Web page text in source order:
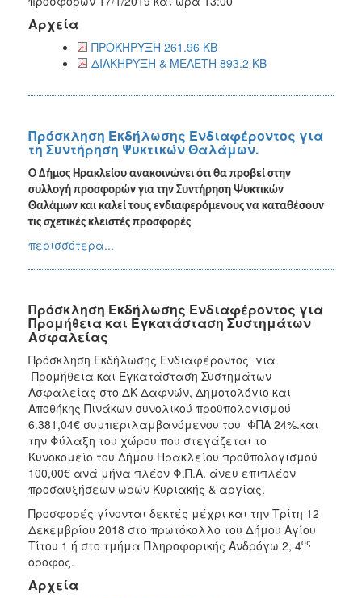
Αρχεία
ΠΡΟΚΗΡΥΞΗ 261.96 KB
ΔΙΑΚΗΡΥΞΗ & ΜΕΛΕΤΗ 893.2 KB
Πρόσκληση Εκδήλωσης Ενδιαφέροντος για
τη Συντήρηση Ψυκτικών Θαλάμων.
Ο ∆ήµος Ηρακλείου ανακοινώνει ότι θα προβεί στην
συλλογή προσφορών για την Συντήρηση Ψυκτικών
Θαλάμων και καλεί τους ενδιαφερόμενους να καταθέσουν
τις σχετικές κλειστές προσφορές
περισσότερα...
Πρόσκληση Εκδήλωσης Ενδιαφέροντος για
Προμήθεια και Εγκατάσταση Συστημάτων
Ασφαλείας
Πρόσκληση Εκδήλωσης Ενδιαφέροντος για
Προμήθεια και Εγκατάσταση Συστημάτων
Ασφαλείας στο ΔΚ Δαφνών, Δημοτολόγιο και
Αποθήκης Πινάκων συνολικού προϋπολογισμού
6.381,04€ συμπεριλαμβανόμενου του ΦΠΑ 24%.και
την Φύλαξη του χώρου που στεγάζεται το
Κυνοκομείο του Δήμου Ηρακλείου προϋπολογισμού
100,00€ ανά μήνα πλέον Φ.Π.Α. άνευ επιπλέον
προσαυξήσεων ωρών Κυριακής & αργίας.
Προσφορές γίνονται δεκτές μέχρι και την Τρίτη 12
Δεκεμβρίου 2018 στο πρωτόκολλο του Δήμου Αγίου
Τίτου 1 ή στο τμήμα Πληροφορικής Ανδρόγω 2, 4ος
όροφος.
Αρχεία